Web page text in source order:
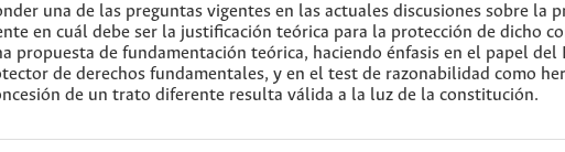
una de las preguntas vigentes en las actuales discusiones sobre la
en cuál debe ser la justificación teórica para la protección de dicho
propuesta de fundamentación teórica, haciendo énfasis en el papel del
de derechos fundamentales, y en el test de razonabilidad como
de un trato diferente resulta válida a la luz de la constitución.